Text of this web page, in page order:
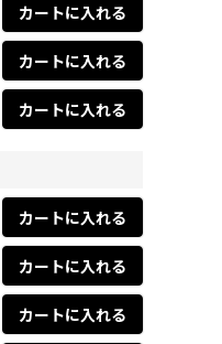
カートに入れる
カートに入れる
カートに入れる
カートに入れる
カートに入れる
カートに入れる